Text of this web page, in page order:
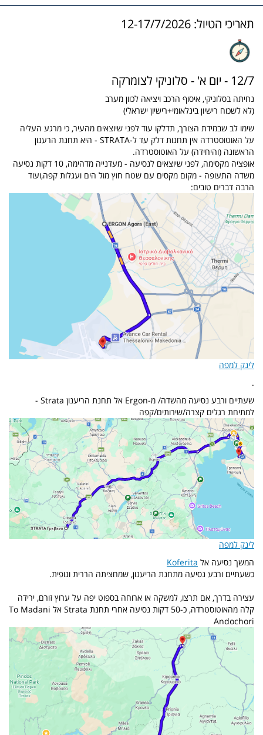
תאריכי הטיול: 12-17/7/2026
12/7 - יום א' - סלוניקי לצומרקה
נחיתה בסלוניקי, איסוף הרכב ויציאה לכוון מערב
(לא לשכוח רישיון בינלאומי+רישיון ישראלי)
שימו לב שבמידת הצורך, תדלקו עוד לפני שיוצאים מהעיר, כי מרגע העליה
על האוטוסטרדה אין תחנות דלק עד ל-STRATA - היא תחנת הרענון
הראשונה (והיחידה) על האוטוסטרדה.
אופציה מקסימה, לפני שיוצאים לנסיעה - מעדנייה מדהימה, 10 דקות נסיעה
משדה התעופה - מקום מקסים עם שטח חוץ מול הים ועגלות קפה,ועוד
הרבה דברים טובים:
לינק למפה
.
שעתיים ורבע נסיעה מהשדה/ מ-Ergon אל תחנת הריענון Strata -
למתיחת רגלים קצרה/שירותים/קפה
לינק למפה
המשך נסיעה אל Koferita
כשעתיים ורבע נסיעה מתחנת הריענון, שמחציתה הררית ונופית.
עצירה בדרך, אם תרצו, למשקה או ארוחה בספוט יפה על ערוץ זורם, ירידה
קלה מהאוטוסטרדה, כ-50 דקות נסיעה אחרי תחנת Strata אל To Madani
Andochori